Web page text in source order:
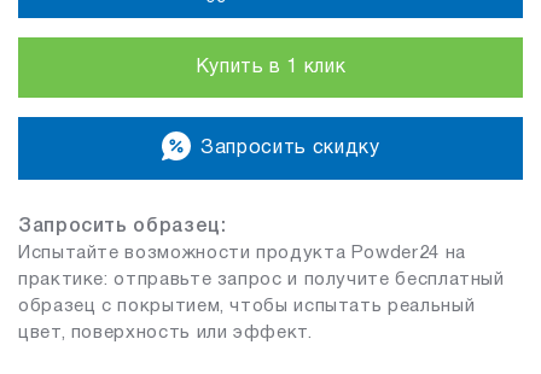
Купить в 1 клик
Запросить скидку
Запросить образец:
Испытайте возможности продукта Powder24 на
практике: отправьте запрос и получите бесплатный
образец с покрытием, чтобы испытать реальный
цвет, поверхность или эффект.